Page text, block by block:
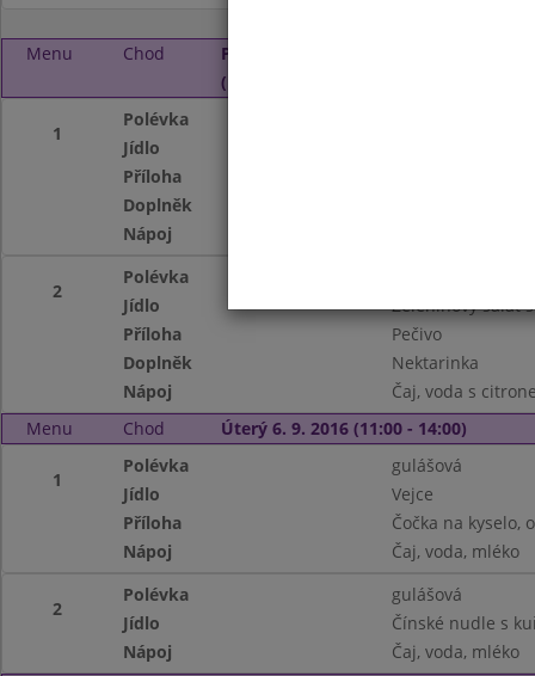
Menu Chod
Pondělí 5. 9. 2016
(11:00 - 14:00)
1
Polévka
Jídlo
Příloha
Doplněk
Nápoj
2
Polévka
Jídlo
Zeleninový salát
Příloha
Pečivo
Doplněk
Nektarinka
Nápoj
Čaj, voda s
Menu
Chod Úterý 6. 9. 2016 (11:00 - 14:00)
1
Polévka
gulášová
Jídlo
Vejce
Příloha
Čočka na kyselo,
Nápoj
Čaj, voda, mléko
2
Polévka
gulášová
Jídlo
Čínské nudle s
Nápoj
Čaj, voda, mléko